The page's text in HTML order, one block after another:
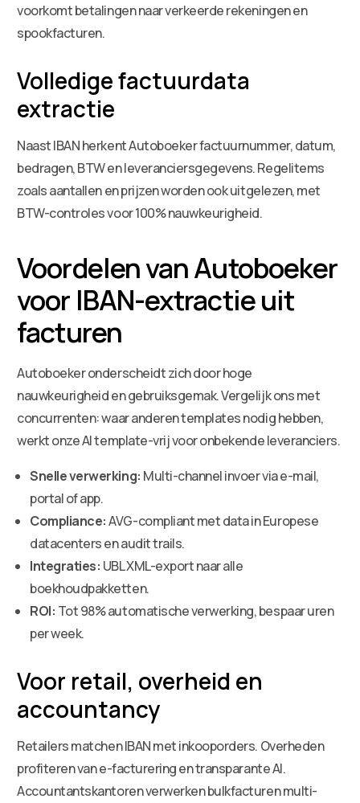
voorkomt betalingen naar verkeerde rekeningen en
spookfacturen.
Volledige factuurdata
extractie
Naast IBAN herkent Autoboeker factuurnummer, datum,
bedragen, BTW en leveranciersgegevens. Regelitems
zoals aantallen en prijzen worden ook uitgelezen, met
BTW-controles voor 100% nauwkeurigheid.
Voordelen van Autoboeker
voor IBAN-extractie uit
facturen
Autoboeker onderscheidt zich door hoge
nauwkeurigheid en gebruiksgemak. Vergelijk ons met
concurrenten: waar anderen templates nodig hebben,
werkt onze AI template-vrij voor onbekende leveranciers.
Snelle verwerking: Multi-channel invoer via e-mail,
portal of app.
Compliance:AVG-compliant met data in Europese
datacenters en audit trails.
Integraties: UBL XML-export naar alle
boekhoudpakketten.
ROI: Tot 98% automatische verwerking, bespaar uren
per week.
Voor retail, overheid en
accountancy
Retailers matchen IBAN met inkooporders. Overheden
profiteren van e-facturering en transparante AI.
Accountantskantoren verwerken bulkfacturen multi-